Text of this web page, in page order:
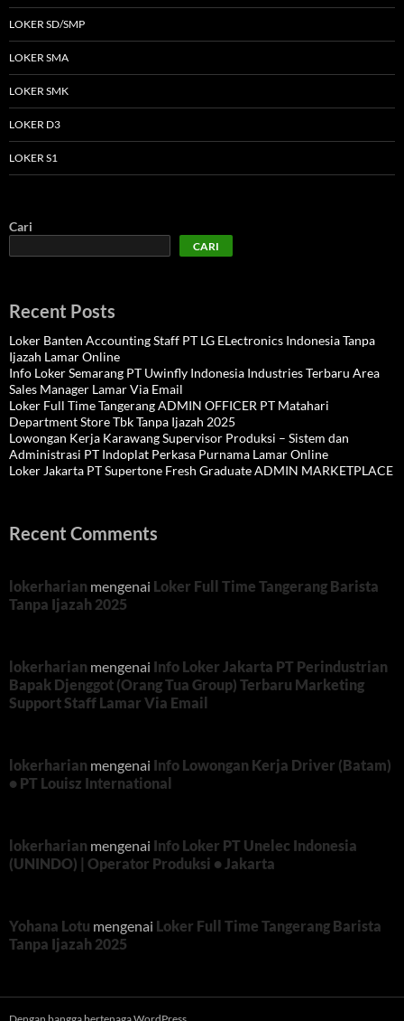
LOKER SD/SMP
LOKER SMA
LOKER SMK
LOKER D3
LOKER S1
Cari
CARI
Recent Posts
Loker Banten Accounting Staff PT LG ELectronics Indonesia Tanpa
Ijazah Lamar Online
Info Loker Semarang PT Uwinfly Indonesia Industries Terbaru Area
Sales Manager Lamar Via Email
Loker Full Time Tangerang ADMIN OFFICER PT Matahari
Department Store Tbk Tanpa Ijazah 2025
Lowongan Kerja Karawang Supervisor Produksi – Sistem dan
Administrasi PT Indoplat Perkasa Purnama Lamar Online
Loker Jakarta PT Supertone Fresh Graduate ADMIN MARKETPLACE
Recent Comments
lokerharian mengenai Loker Full Time Tangerang Barista
Tanpa Ijazah 2025
lokerharian mengenai Info Loker Jakarta PT Perindustrian
Bapak Djenggot (Orang Tua Group) Terbaru Marketing
Support Staff Lamar Via Email
lokerharian mengenai Info Lowongan Kerja Driver (Batam)
• PT Louisz International
lokerharian mengenai Info Loker PT Unelec Indonesia
(UNINDO) | Operator Produksi • Jakarta
Yohana Lotu mengenai Loker Full Time Tangerang Barista
Tanpa Ijazah 2025